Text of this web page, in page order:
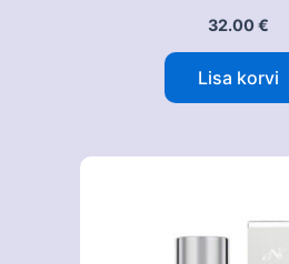
32.00 €
Lisa korvi